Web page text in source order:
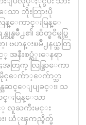
ာ ဘိုးဘြားပို
ေကာင္းမြန္ေ
ၿမိဳ႕၏ ဆိတ္ၿငိမ္ရပ္ကြ
ဗဟန္းၿမိဳ႕နယ္အတြ
အနီးစပ္ဆံုးေနရာ
ႈအတြက္ လြန္စြာေကာ
မိုင္ေက်ာ္ေက်ာ္သာ
အဆင္ေျပျခင္း၊ သ
းမြန္ေသာ
င့္ လူႀကီးမင္း
၊ ယံုၾကည္စိတ္ခ်